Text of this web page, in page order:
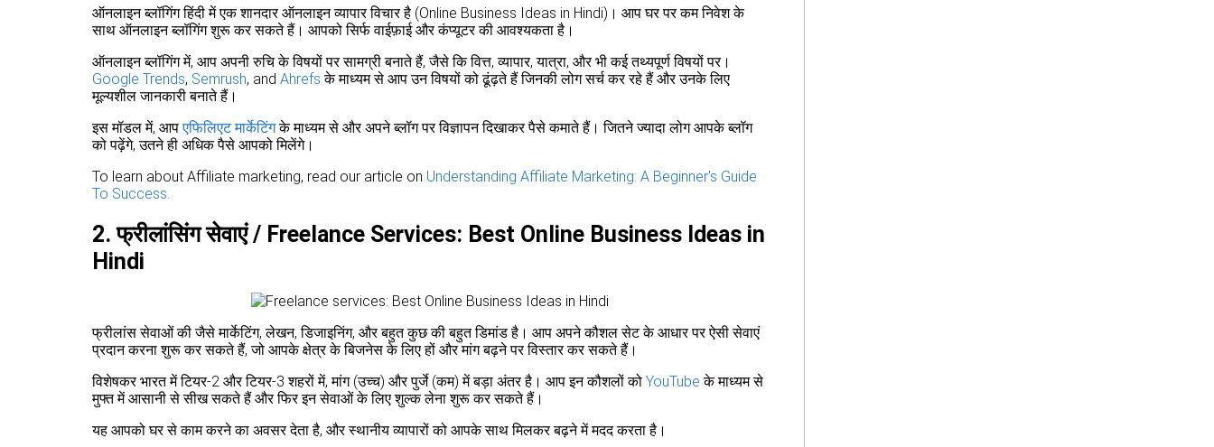
ऑनलाइन ब्लॉगिंग हिंदी में एक शानदार ऑनलाइन व्यापार विचार है (Online Business Ideas in Hindi)। आप घर पर कम निवेश के
साथ ऑनलाइन ब्लॉगिंग शुरू कर सकते हैं। आपको सिर्फ वाईफ़ाई और कंप्यूटर की आवश्यकता है।
ऑनलाइन ब्लॉगिंग में, आप अपनी रुचि के विषयों पर सामग्री बनाते हैं, जैसे कि वित्त, व्यापार, यात्रा, और भी कई तथ्यपूर्ण विषयों पर।
Google Trends, Semrush, and Ahrefs के माध्यम से आप उन विषयों को ढूंढ़ते हैं जिनकी लोग सर्च कर रहे हैं और उनके लिए
मूल्यशील जानकारी बनाते हैं।
इस मॉडल में, आपएफिलिएट मार्केटिंगके माध्यम से और अपने ब्लॉग पर विज्ञापन दिखाकर पैसे कमाते हैं। जितने ज्यादा लोग आपके ब्लॉग
को पढ़ेंगे, उतने ही अधिक पैसे आपको मिलेंगे।
To learn about Affiliate marketing, read our article on Understanding Affiliate Marketing: A Beginner’s Guide
To Success.
2. फ्रीलांसिंग सेवाएं / Freelance Services: Best Online Business Ideas in
Hindi
फ्रीलांस सेवाओं की जैसे मार्केटिंग, लेखन, डिजाइनिंग, और बहुत कुछ की बहुत डिमांड है। आप अपने कौशल सेट के आधार पर ऐसी सेवाएं
प्रदान करना शुरू कर सकते हैं, जो आपके क्षेत्र के बिजनेस के लिए हों और मांग बढ़ने पर विस्तार कर सकते हैं।
विशेषकर भारत में टियर-2 और टियर-3 शहरों में, मांग (उच्च) और पुर्जे (कम) में बड़ा अंतर है। आप इन कौशलों को YouTube के माध्यम से
मुफ्त में आसानी से सीख सकते हैं और फिर इन सेवाओं के लिए शुल्क लेना शुरू कर सकते हैं।
यह आपको घर से काम करने का अवसर देता है, और स्थानीय व्यापारों को आपके साथ मिलकर बढ़ने में मदद करता है।